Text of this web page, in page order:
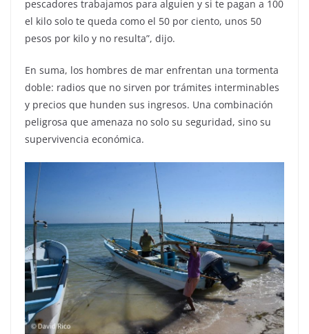
pescadores trabajamos para alguien y si te pagan a 100
el kilo solo te queda como el 50 por ciento, unos 50
pesos por kilo y no resulta”, dijo.
En suma, los hombres de mar enfrentan una tormenta
doble: radios que no sirven por trámites interminables
y precios que hunden sus ingresos. Una combinación
peligrosa que amenaza no solo su seguridad, sino su
supervivencia económica.